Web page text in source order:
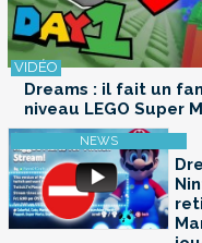
Dreams : il fait un
niveau LEGO Super